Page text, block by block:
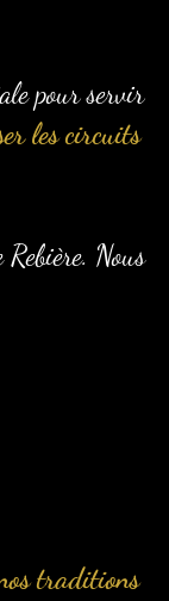
pour servir
les circuits
Nous
traditions